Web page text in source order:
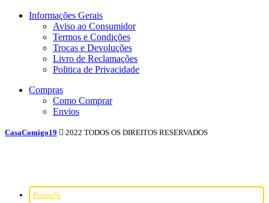
Informações Gerais
Aviso ao Consumidor
Termos e Condições
Trocas e Devoluções
Livro de Reclamações
Politica de Privacidade
Compras
Como Comprar
Envios
CasaComigo19 2022 TODOS OS DIREITOS RESERVADOS
Promo%